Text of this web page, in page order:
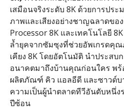
เสมือนจริงระดับ 8K ด้วยการปร
ภาพและเสียงอย่างชาญฉลาดขอ
Processor 8K และเทคโนโลยี
ล้ำยุคจากซัมซุงที่ช่วยอัพเกรดคุ
เคียง 8K โดยอัตโนมัติ นำประส
อนาคตมาถึงบ้านคุณก่อนใคร พร้
ผลิตภัณฑ์ คิว แอลอีดี และซาวด์บ
ความเป็นผู้นำตลาดทีวีอันดับหนึ่ง
ปีซ้อน